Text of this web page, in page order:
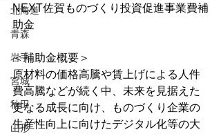
北海道
青森
岩手
宮城
秋田
山形
NEXT佐賀ものづくり投資促進事業費補
助金
＜補助金概要＞
原材料の価格高騰や賃上げによる人件
費高騰などが続く中、未来を見据えた
更なる成長に向け、ものづくり企業の
生産性向上に向けたデジタル化等の大